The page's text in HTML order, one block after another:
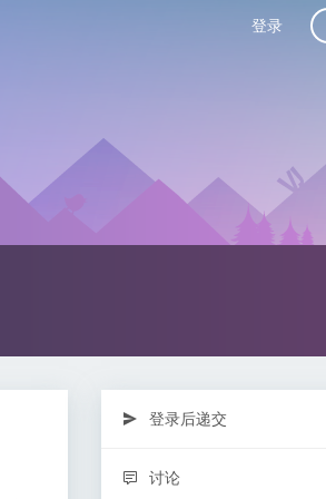
登录
登录后递交
讨论